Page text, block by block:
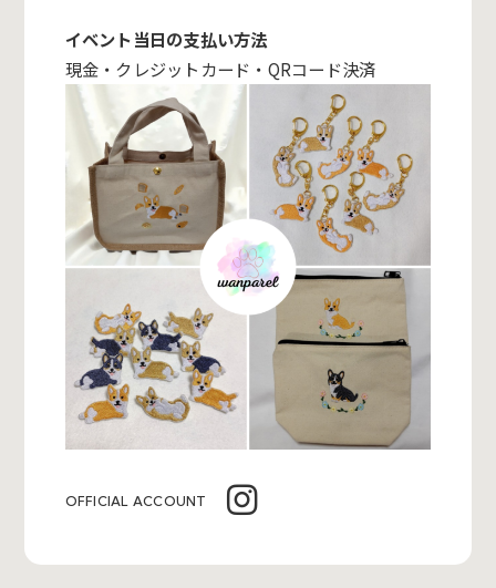
イベント当日の支払い方法
現金・クレジットカード・QRコード決済
OFFICIAL ACCOUNT